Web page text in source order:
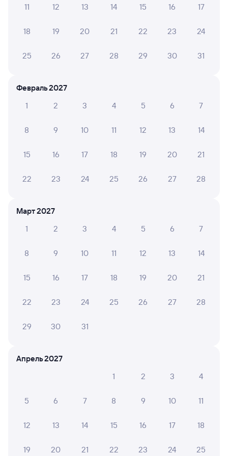
Билеты на поезд до Козульки
Мы используем cookies для более удобной работы
11 12 13 14 15 16 17
18 19 20 21 22 23 24
25 26 27 28 29 30 31
Февраль 2027
1
2 3 4 5 6 7
8 9 10 11 12 13 14
15 16 17 18 19 20 21
22 23 24 25 26 27 28
Март 2027
1
2 3 4 5 6 7
8 9 10 11 12 13 14
15 16 17 18 19 20 21
22 23 24 25 26 27 28
29 30 31
Апрель 2027
1
2 3 4
5 6 7 8 9 10 11
12 13 14 15 16 17 18
19 20 21 22 23 24 25